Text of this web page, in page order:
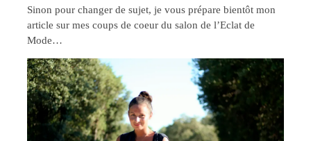
Sinon pour changer de sujet, je vous prépare bientôt mon
article sur mes coups de coeur du salon de l’Eclat de
Mode…